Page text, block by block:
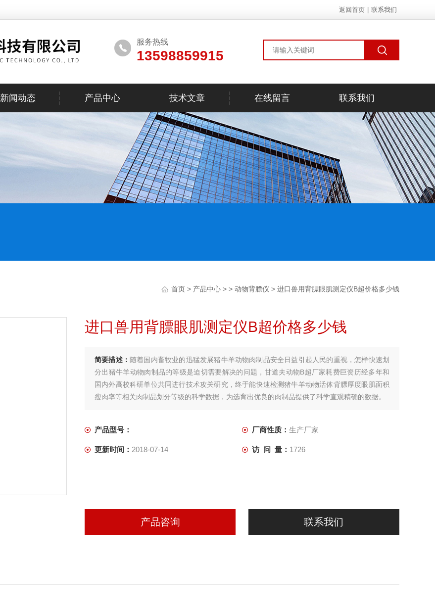
返回首页 联系我们
服务热线
13598859915
新闻动态 产品中心 技术文章 在线留言 联系我们
首页 > 产品中心 > > 动物背膘仪 > 进口兽用背膘眼肌测定仪B超价格多少钱
进口兽用背膘眼肌测定仪B超价格多少钱
简要描述： 随着国内畜牧业的迅猛发展猪牛羊动物肉制品安全日益引起人民的重视，怎样快速划
分出猪牛羊动物肉制品的等级是迫切需要解决的问题，甘道夫动物B超厂家耗费巨资历经多年和
国内外高校科研单位共同进行技术攻关研究，终于能快速检测猪牛羊动物活体背膘厚度眼肌面积
瘦肉率等相关肉制品划分等级的科学数据，为选育出优良的肉制品提供了科学直观精确的数据。
产品型号： 厂商性质： 生产厂家
更新时间： 2018-07-14 访 问 量： 1726
产品咨询 联系我们